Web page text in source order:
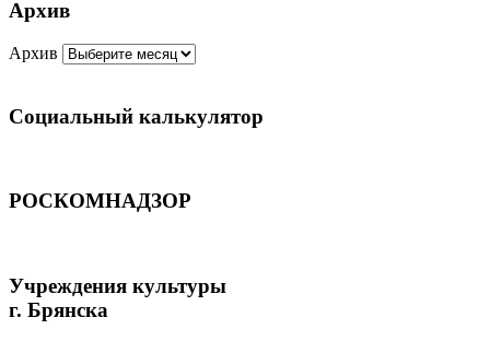
Архив
Архив
Социальный калькулятор
РОСКОМНАДЗОР
Учреждения культуры
г. Брянска